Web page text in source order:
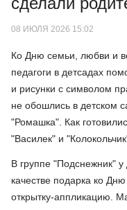
08 ИЮЛЯ 2026 15:02
Ко Дню семьи, любви и
педагоги в детсадах
и рисунки с символом
не обошлись в детском
"Ромашка". Как
"Василек" и
В группе "Подснежник"
качестве подарка ко
открытку-аппликацию.